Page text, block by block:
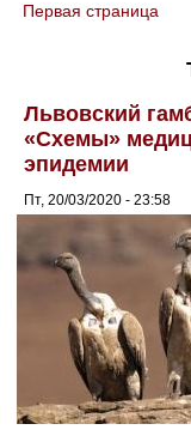
You are here
Первая страница
Львовский
«Схемы»
эпидемии
Пт, 20/03/2020 - 23:58